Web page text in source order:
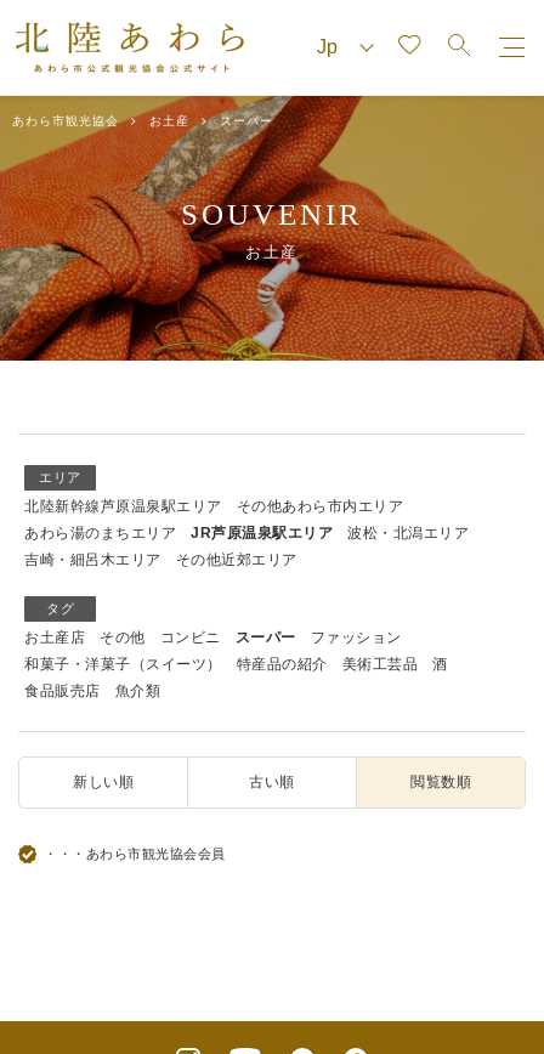
あわら市観光協会 お土産 スーパー
SOUVENIR
お土産
エリア
北陸新幹線芦原温泉駅エリア
その他あわら市内エリア
あわら湯のまちエリア
JR芦原温泉駅エリア
波松・北潟エリア
吉崎・細呂木エリア
その他近郊エリア
タグ
お土産店 その他 コンビニ スーパー
ファッション
和菓子・洋菓子（スイーツ）
特産品の紹介 美術工芸品
酒
食品販売店
魚介類
新しい順 古い順 閲覧数順
・・・あわら市観光協会会員